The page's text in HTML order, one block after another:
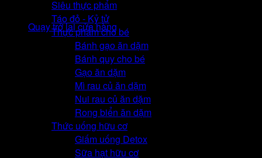
Chưa có sản phẩm trong giỏ hàng.
Quay trở lại cửa hàng
Siêu thực phẩm
Táo đỏ - Kỷ tử
Thực phẩm cho bé
Bánh gạo ăn dặm
Bánh quy cho bé
Gạo ăn dặm
Mì rau củ ăn dặm
Nui rau củ ăn dặm
Rong biển ăn dặm
Thức uống hữu cơ
Giấm uống Detox
Sữa hạt hữu cơ